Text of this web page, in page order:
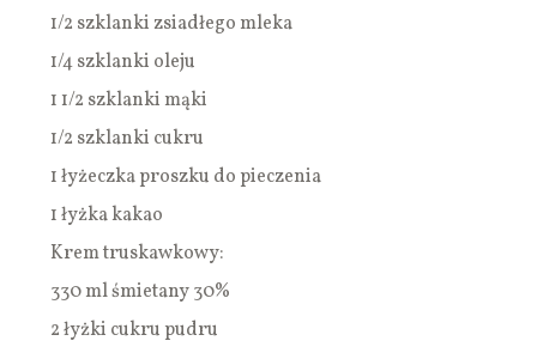
1/2 szklanki zsiadłego mleka
1/4 szklanki oleju
1 1/2 szklanki mąki
1/2 szklanki cukru
1 łyżeczka proszku do pieczenia
1 łyżka kakao
Krem truskawkowy:
330 ml śmietany 30%
2 łyżki cukru pudru